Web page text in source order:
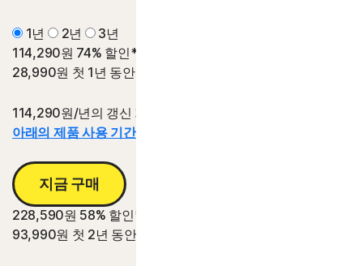
1년 2년
3년
114,290원 74% 할인*
28,990원 첫 1년 동안
114,290원/년의 갱신 가격 대비 절감액.
아래의 제품 사용 기간 정보를 참조하십시오.*
지금 구매
228,590원 58% 할인*
93,990원 첫 2년 동안